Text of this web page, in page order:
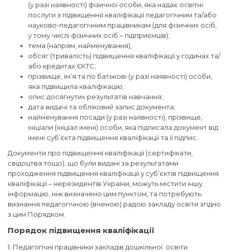
(у разі наявності) фізичної особи, яка надає освітні
послуги з підвищення кваліфікації педагогічним та/або
науково-педагогічним працівникам (для фізичних осіб,
у тому числі фізичних осіб – підприємців);
тема (напрям, найменування),
обсяг (тривалість) підвищення кваліфікації у годинах та/
або кредитах ЄКТС;
прізвище, ім’я та по батькові (у разі наявності) особи,
яка підвищила кваліфікацію;
опис досягнутих результатів навчання;
дата видачі та обліковий запис документа;
найменування посади (у разі наявності), прізвище,
ініціали (ініціал імені) особи, яка підписала документ від
імені суб’єкта підвищення кваліфікації та її підпис.
Документи про підвищення кваліфікації (сертифікати,
свідоцтва тощо), що були видані за результатами
проходження підвищення кваліфікації у суб’єктів підвищення
кваліфікації – нерезидентів України, можуть містити іншу
інформацію, ніж визначено цим пунктом, та потребують
визнання педагогічною (вченою) радою закладу освіти згідно
з цим Порядком.
Порядок підвищення кваліфікації
1. Педагогічні працівники закладів дошкільної освіти